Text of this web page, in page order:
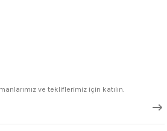
ve tekliflerimiz için katılın.